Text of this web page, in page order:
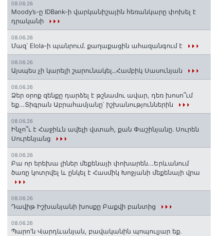
08.06.26
Moody’s-ը IDBank-ի վարկանիշային հեռանկարը փոխել է
դրականի
08.06.26
Մազ՝ Elola-ի պանրում․ քաղաքացին ահազանգում է
08.06.26
Այսպես չի կարելի շարունակել․․․Համբիկ Սասունյան
08.06.26
Ձեր օրոք զենքը դարձել է թշնամու ավար, դեռ խոսո՞ւմ
եք...Տիգրան Աբրահամյանը՝ իշխանություններին
08.06.26
Ինչո՞ւ է Հաջիևն ավելի վստահ, քան Փաշինյանը․ Սուրեն
Սուրենյանց
08.06.26
Բա որ երեխա լիներ մեքենայի փոխարեն...Երևանում
ծառը կոտրվել և ընկել է Հասմիկ Խոջյանի մեքենայի վրա
08.06.26
Դավիթ Իշխանյանի խոսքը Բաքվի բանտից
08.06.26
Պարո'ն Վարդևանյան, բավականին պոպուլյար եք.